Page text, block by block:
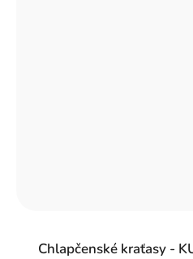
Chlapčenské kraťasy -